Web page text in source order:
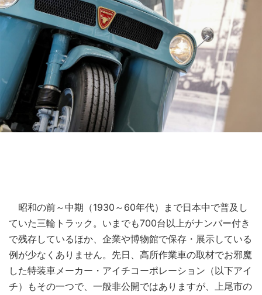
昭和の前～中期（1930～60年代）まで日本中で普及し
ていた三輪トラック。いまでも700台以上がナンバー付き
で残存しているほか、企業や博物館で保存・展示している
例が少なくありません。先日、高所作業車の取材でお邪魔
した特装車メーカー・アイチコーポレーション（以下アイ
チ）もその一つで、一般非公開ではありますが、上尾市の